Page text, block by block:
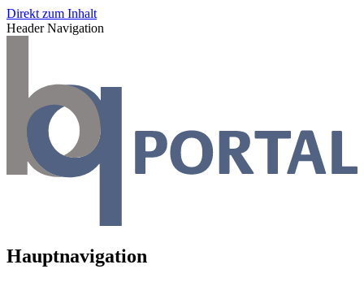
Direkt zum Inhalt
Header Navigation
Hauptnavigation